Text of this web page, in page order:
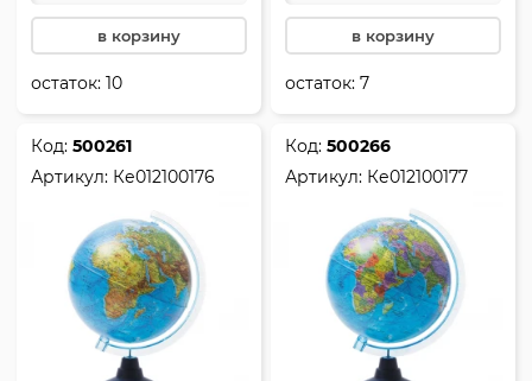
в корзину
остаток:10
в корзину
остаток:7
Код:500261
Артикул: Ке012100176
Код:500266
Артикул: Ке012100177